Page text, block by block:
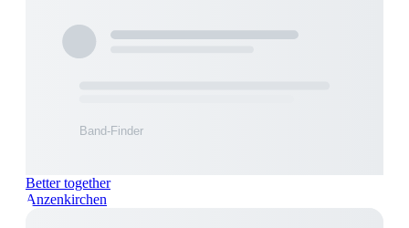
Better together
Anzenkirchen